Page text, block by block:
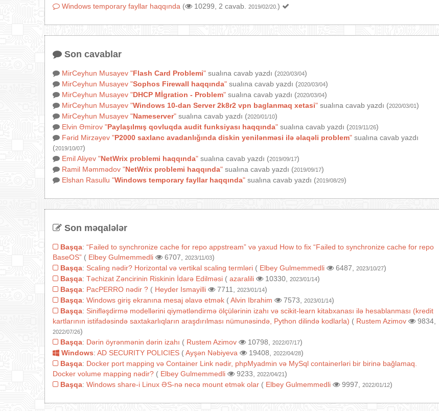
Windows temporary fayllar haqqında ( 10299, 2 cavab. 2019/02/20. )
Son cavablar
MirCeyhun Musayev "Flash Card Problemi" sualına cavab yazdı (2020/03/04)
MirCeyhun Musayev "Sophos Firewall haqqında" sualına cavab yazdı (2020/03/04)
MirCeyhun Musayev "DHCP Mİgration - Problem" sualına cavab yazdı (2020/03/04)
MirCeyhun Musayev "Windows 10-dan Server 2k8r2 vpn baglanmaq xetasi" sualına cavab yazdı (2020/03/01)
MirCeyhun Musayev "Nameserver" sualına cavab yazdı (2020/01/10)
Elvin Əmirov "Paylaşılmış qovluqda audit funksiyası haqqında" sualına cavab yazdı (2019/11/26)
Fərid Mirzəyev "P2000 saxlanc avadanlığında diskin yenilənməsi ilə əlaqəli problem" sualına cavab yazdı
(2019/10/07)
Emil Aliyev "NetWrix problemi haqqında" sualına cavab yazdı (2019/09/17)
Ramil Məmmədov "NetWrix problemi haqqında" sualına cavab yazdı (2019/09/17)
Elshan Rasullu "Windows temporary fayllar haqqında" sualına cavab yazdı (2019/08/29)
Son məqalələr
Başqa: “Failed to synchronize cache for repo appstream” və yaxud How to fix “Failed to synchronize cache for repo
BaseOS” ( Elbey Gulmemmedli 6707, 2023/11/03)
Başqa: Scaling nədir? Horizontal və vertikal scaling termləri ( Elbey Gulmemmedli 6487, 2023/10/27)
Başqa: Təchizat Zəncirinin Riskinin İdarə Edilməsi ( azaralili 10330, 2023/01/14)
Başqa: PacPERRO nədir ? ( Heyder Ismayilli 7711, 2023/01/14)
Başqa: Windows giriş ekranına mesaj əlavə etmək (Alvin Ibrahim 7573, 2023/01/14)
Başqa: Sinifləşdirmə modellərini qiymətləndirmə ölçülərinin izahı və scikit-learn kitabxanası ilə hesablanması (kredit
kartlarının istifadəsində saxtakarlıqların araşdırılması nümunəsində, Python dilində kodlarla) ( Rustem Azimov 9834,
2022/07/26)
Başqa: Dərin öyrənmənin dərin izahı ( Rustem Azimov 10798, 2022/07/17)
Windows: AD SECURITY POLICIES (Ayşən Nəbiyeva 19408, 2022/04/28)
Başqa: Docker port mapping və Container Link nədir, phpMyadmin və MySql containerləri bir birinə bağlamaq.
Docker volume mapping nədir? ( Elbey Gulmemmedli 9233, 2022/04/21)
Başqa: Windows share-i Linux ƏS-nə necə mount etmək olar ( Elbey Gulmemmedli 9997, 2022/01/12)